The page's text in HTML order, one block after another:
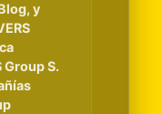
y
Group S.